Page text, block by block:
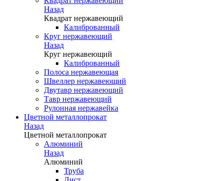
Назад
Квадрат нержавеющий
Калиброванный
Круг нержавеющий
Назад
Круг нержавеющий
Калиброванный
Полоса нержавеющая
Швеллер нержавеющий
Двутавр нержавеющий
Тавр нержавеющий
Рулонная нержавейка
Цветной металлопрокат
Назад
Цветной металлопрокат
Алюминий
Назад
Алюминий
Труба